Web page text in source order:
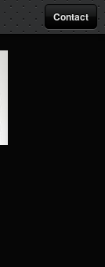
Contact